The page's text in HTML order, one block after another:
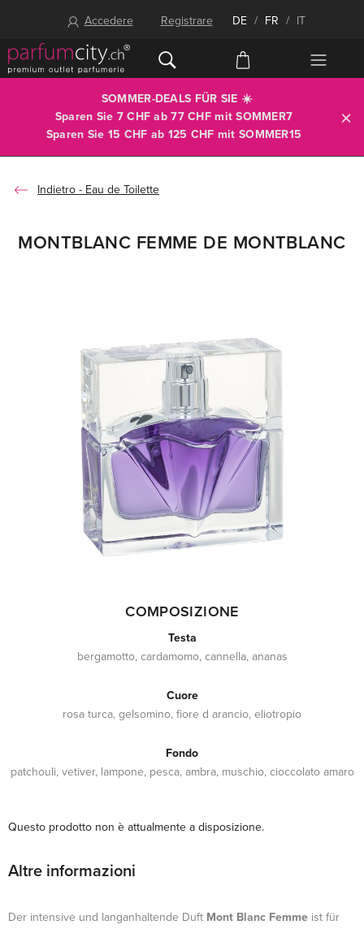
Accedere Registrare DE / FR / IT
SOMMER-DEALS FÜR SIE ☀️
Sparen Sie 7 CHF ab 77 CHF mitSOMMER7
Sparen Sie 15 CHF ab 125 CHF mit SOMMER15
Eau de Toilette
MONTBLANC FEMME DE MONTBLANC
COMPOSIZIONE
Testa
bergamotto, cardamomo, cannella, ananas
Cuore
rosa turca, gelsomino, fiore d arancio, eliotropio
Fondo
patchouli, vetiver, lampone, pesca, ambra, muschio, cioccolato amaro
Questo prodotto non è attualmente a disposizione.
Altre informazioni
Der intensive und langanhaltende Duft Mont Blanc Femme ist für